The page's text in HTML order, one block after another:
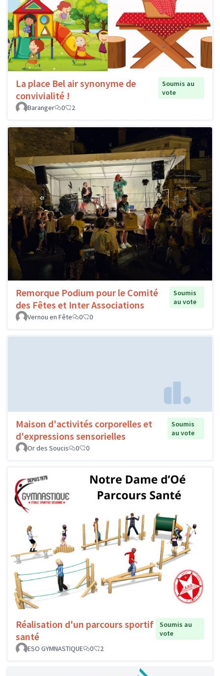
La place Bel air synonyme de
convivialité !
Soumis au
vote
Baranger
0 2
Remorque Podium pour le Comité
des Fêtes et Inter Associations
Soumis
au vote
Vernou en Fête
0 0
Maison d'activités corporelles et
d'expressions sensorielles
Soumis
au vote
Or des Soucis
0 0
Réalisation d'un parcours sportif
santé
Soumis au
vote
ESO GYMNASTIQUE
0 2